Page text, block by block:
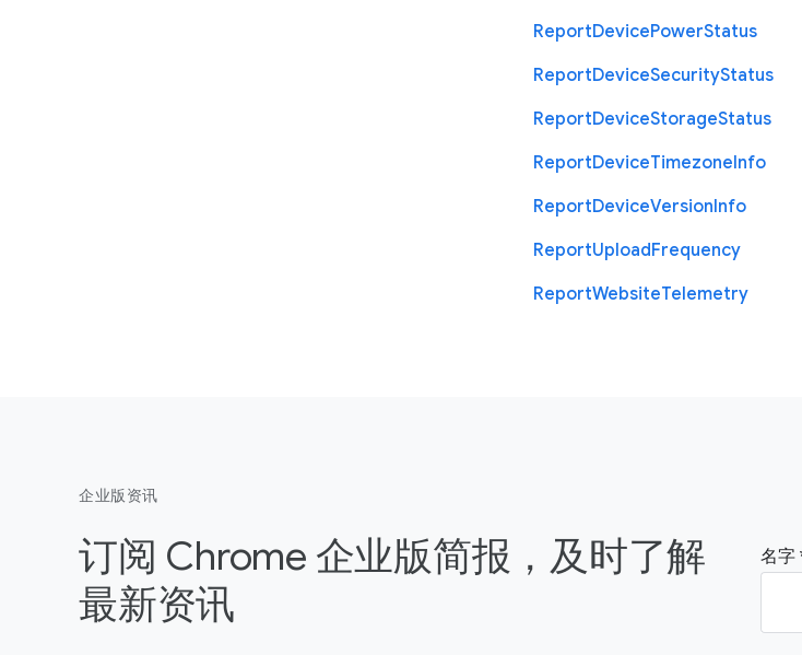
ReportDevicePowerStatus
ReportDeviceSecurityStatus
ReportDeviceStorageStatus
ReportDeviceTimezoneInfo
ReportDeviceVersionInfo
ReportUploadFrequency
ReportWebsiteTelemetry
企业版资讯
订阅 Chrome 企业版简报，及时了解
最新资讯
名字